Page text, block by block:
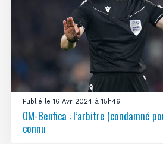
Publié le 16 Avr 2024 à 15h46
OM-Benfica : l’arbitre (condamné
connu